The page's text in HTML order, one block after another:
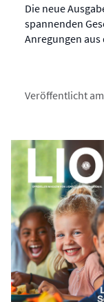
Die neue
spannenden
Anregungen
Veröffentlicht